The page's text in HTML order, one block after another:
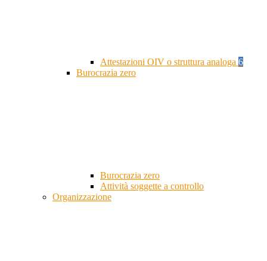
Attestazioni OIV o struttura analoga 6
Burocrazia zero
Burocrazia zero
Attività soggette a controllo
Organizzazione